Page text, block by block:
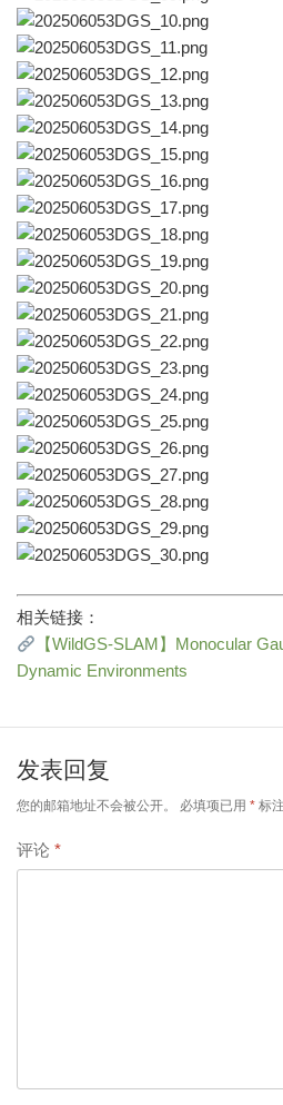
相关链接：
【WildGS-SLAM】Monocular
Dynamic Environments
发表回复
您的邮箱地址不会被公开。 必填项已用 * 标注
评论 *